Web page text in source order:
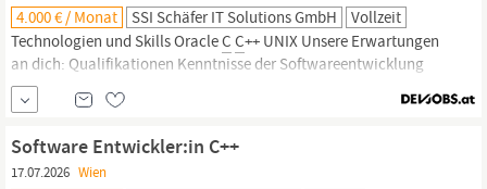
4.000 € / Monat SSI Schäfer IT Solutions GmbH
Vollzeit
Technologien und Skills OracleC C++ UNIX Unsere Erwartungen
an dich: Qualifikationen Kenntnisse der Softwareentwicklung
und der Programmiersprache
Verständnis für relationale Datenbanken (Oracle). Gute
am Kundenkontakt....
Software Entwickler:in C++
17.07.2026 Wien